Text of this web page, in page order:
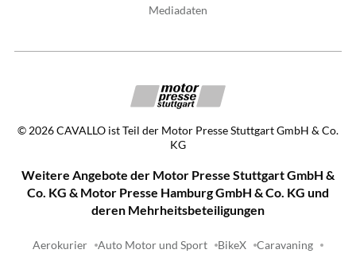
Mediadaten
©2026CAVALLO ist Teil der Motor Presse Stuttgart GmbH & Co.
KG
Weitere Angebote der Motor Presse Stuttgart GmbH &
Co. KG & Motor Presse Hamburg GmbH & Co. KG und
deren Mehrheitsbeteiligungen
Aerokurier Auto Motor und Sport BikeX Caravaning